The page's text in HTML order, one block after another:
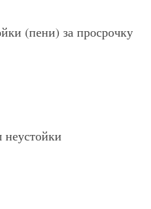
(пени) за просрочку